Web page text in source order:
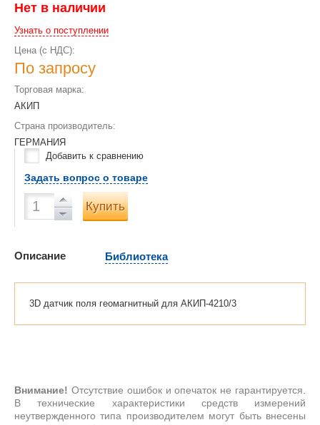
Нет в наличии
Узнать о поступлении
Цена (с НДС):
По запросу
Торговая марка:
АКИП
Страна производитель:
ГЕРМАНИЯ
Добавить к сравнению
Задать вопрос о товаре
Купить
Описание Библиотека
3D датчик поля геомагнитный для АКИП-4210/3
Внимание! Отсутствие ошибок и опечаток не гарантируется.
В технические характеристики средств измерений
неутвержденного типа производителем могут быть внесены